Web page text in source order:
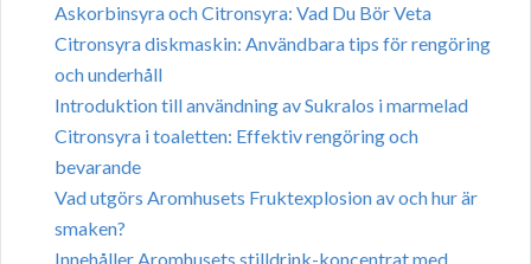
Askorbinsyra och Citronsyra: Vad Du Bör Veta
Citronsyra diskmaskin: Användbara tips för rengöring
och underhåll
Introduktion till användning av Sukralos i marmelad
Citronsyra i toaletten: Effektiv rengöring och
bevarande
Vad utgörs Aromhusets Fruktexplosion av och hur är
smaken?
Innehåller Aromhusets stilldrink-koncentrat med